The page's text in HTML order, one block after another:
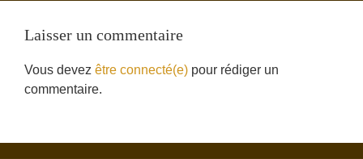
Laisser un commentaire
Vous devez être connecté(e) pour rédiger un
commentaire.